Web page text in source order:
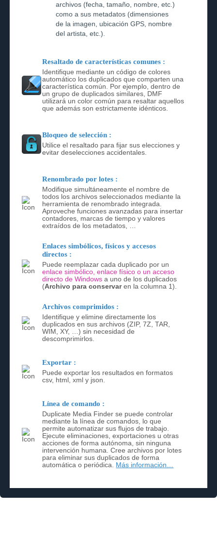
archivos (fecha, tamaño, nombre, etc.)
como a sus metadatos (dimensiones
de la imagen, ubicación GPS, nombre
del artista, etc.).
Resaltado de características comunes :
Identifique mediante un código de colores
automático los duplicados que comparten una
característica común. Por ejemplo, dentro de
un grupo de duplicados similares, DMF
utilizará un color común para resaltar aquellos
que además son estrictamente idénticos.
Bloqueo de selección :
Utilice el resaltado para fijar sus elecciones y
evitar deselecciones accidentales.
Renombrado por lotes :
Modifique simultáneamente el nombre de
todos los archivos seleccionados mediante la
herramienta de renombrado integrada.
Aproveche funciones avanzadas para insertar
contadores, marcas de tiempo y valores
extraídos de los metadatos, …
Enlaces simbólicos, físicos y accesos
directos :
Puede reemplazar cada duplicado por un
enlace simbólico, enlace físico o un acceso
directo de Windows a uno de los duplicados
(Archivo para conservaren la columna 1).
Archivos comprimidos :
Identifique y elimine directamente los
duplicados en sus archivos (ZIP, 7Z, TAR,
WIM, XY, …) sin necesidad de
descomprimirlos.
Exportar :
Puede exportar los resultados en formatos
csv, html, xml y json.
Línea de comando :
Duplicate Media Finder se puede controlar
mediante la línea de comandos, lo que
permite automatizar sus flujos de trabajo.
Ejecute eliminaciones, exportaciones u otras
acciones de forma autónoma, sin ninguna
intervención humana. Cree archivos por lotes
para eliminar sus duplicados de forma
automática o periódica. Más información…